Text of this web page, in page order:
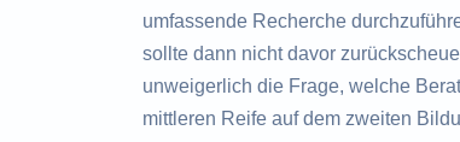
umfassende Recherche
sollte dann nicht davor
unweigerlich die Frage, welche
mittleren Reife auf dem zweiten